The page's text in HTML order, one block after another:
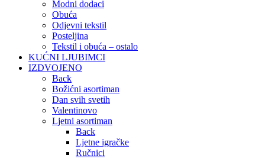
Modni dodaci
Obuća
Odjevni tekstil
Posteljina
Tekstil i obuća – ostalo
KUĆNI LJUBIMCI
IZDVOJENO
Back
Božićni asortiman
Dan svih svetih
Valentinovo
Ljetni asortiman
Back
Ljetne igračke
Ručnici